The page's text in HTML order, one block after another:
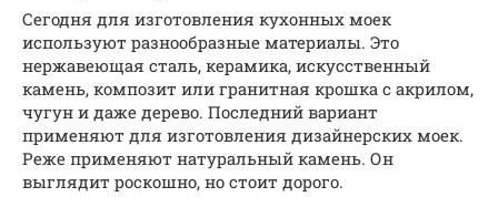
Сегодня для изготовления кухонных моек
используют разнообразные материалы. Это
нержавеющая сталь, керамика, искусственный
камень, композит или гранитная крошка с акрилом,
чугун и даже дерево. Последний вариант
применяют для изготовления дизайнерских моек.
Реже применяют натуральный камень. Он
выглядит роскошно, но стоит дорого.